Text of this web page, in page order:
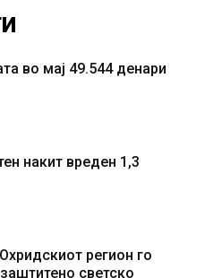
во мај 49.544 денари
накит вреден 1,3
регион го
светско